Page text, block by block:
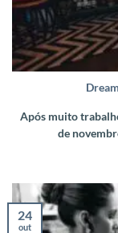
Após muito
de
24
out